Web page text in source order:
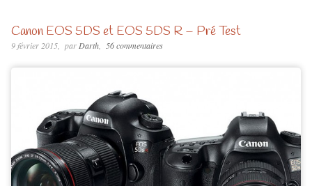
Canon EOS 5DS et EOS 5DS R – Pré Test
9 février 2015 par Darth 56 commentaires